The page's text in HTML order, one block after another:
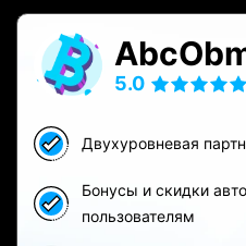
5.0
Двухуровневая
Бонусы и скидки
пользователям